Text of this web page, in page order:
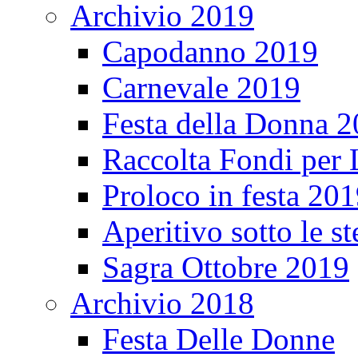
Archivio 2019
Capodanno 2019
Carnevale 2019
Festa della Donna
Raccolta Fondi per
Proloco in festa
Aperitivo sotto le
Sagra Ottobre 2019
Archivio 2018
Festa Delle Donne